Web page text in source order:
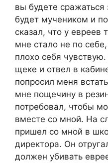
вы будете сражаться
будет мучеником и
сказал, что у евреев
мне стало не по
плохо себя
щеке и отвел в
попросил меня
мне пощечину в
потребовал, чтобы
вместе со мной. На
пришел со мной в
директора. Он
должен убивать